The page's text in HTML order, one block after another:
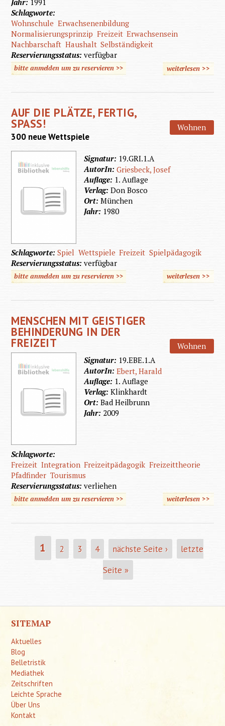
Jahr: 1991
Schlagworte:
Wohnschule Erwachsenenbildung
Normalisierungsprinzip Freizeit Erwachsensein
Nachbarschaft Haushalt Selbständigkeit
Reservierungsstatus:verfügbar
bitte anmelden um zu reservieren >> weiterlesen
über
>>
AUF DIE PLÄTZE, FERTIG,
SPASS! Wohnen
300 neue Wettspiele
Signatur: 19.GRI.1.A
AutorIn:Griesbeck, Josef
Auflage: 1. Auflage
Verlag:Don Bosco
Ort:München
Jahr: 1980
Schlagworte:Spiel Wettspiele Freizeit Spielpädagogik
Reservierungsstatus:verfügbar
bitte anmelden um zu reservieren >> weiterlesen
über
>>
MENSCHEN MIT GEISTIGER
BEHINDERUNG IN DER
FREIZEIT
Wohnen
Signatur: 19.EBE.1.A
AutorIn:Ebert, Harald
Auflage: 1. Auflage
Verlag:Klinkhardt
Ort:Bad Heilbrunn
Jahr: 2009
Schlagworte:
Freizeit Integration Freizeitpädagogik Freizeittheorie
Pfadfinder Tourismus
Reservierungsstatus:verliehen
bitte anmelden um zu reservieren >> weiterlesen>>
SEITEN1 2 3 4 nächste Seite ›
letzte
Seite »
SITEMAP
Aktuelles
Blog
Belletristik
Mediathek
Zeitschriften
Leichte Sprache
Über Uns
Kontakt